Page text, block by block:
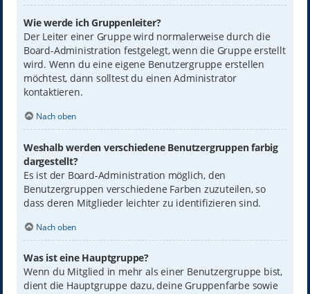
Wie werde ich Gruppenleiter?
Der Leiter einer Gruppe wird normalerweise durch die
Board-Administration festgelegt, wenn die Gruppe erstellt
wird. Wenn du eine eigene Benutzergruppe erstellen
möchtest, dann solltest du einen Administrator
kontaktieren.
Nach oben
Weshalb werden verschiedene Benutzergruppen farbig
dargestellt?
Es ist der Board-Administration möglich, den
Benutzergruppen verschiedene Farben zuzuteilen, so
dass deren Mitglieder leichter zu identifizieren sind.
Nach oben
Was ist eine Hauptgruppe?
Wenn du Mitglied in mehr als einer Benutzergruppe bist,
dient die Hauptgruppe dazu, deine Gruppenfarbe sowie